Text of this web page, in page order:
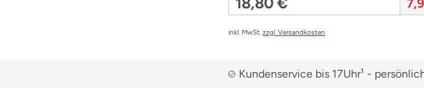
inkl. MwSt.zzgl. Versandkosten
Kundenservice bis 17Uhr¹ -